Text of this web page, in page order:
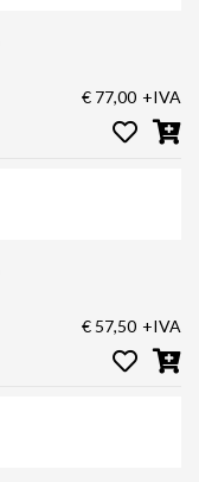
€ 77,00 +IVA
€ 57,50 +IVA